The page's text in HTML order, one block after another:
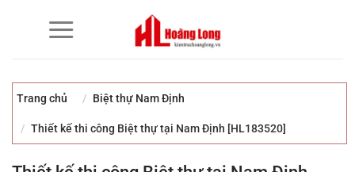
Trang chủ Biệt thự Nam Định
Thiết kế thi công Biệt thự tại Nam Định [HL183520]